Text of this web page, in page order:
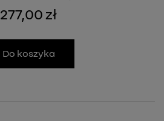
277,00 zł
Do koszyka